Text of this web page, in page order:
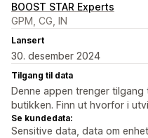
BOOST STAR Experts
GPM, CG, IN
Lansert
30. desember 2024
Tilgang til data
Denne appen trenger
butikken. Finn ut hvorfor i
Se kundedata:
Sensitive data, data om